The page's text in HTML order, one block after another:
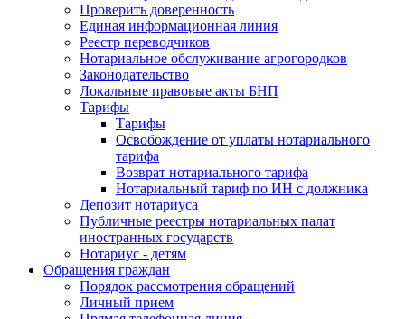
Проверить доверенность
Единая информационная линия
Реестр переводчиков
Нотариальное обслуживание агрогородков
Законодательство
Локальные правовые акты БНП
Тарифы
Тарифы
Освобождение от уплаты нотариального
тарифа
Возврат нотариального тарифа
Нотариальный тариф по ИН с должника
Депозит нотариуса
Публичные реестры нотариальных палат
иностранных государств
Нотариус - детям
Обращения граждан
Порядок рассмотрения обращений
Личный прием